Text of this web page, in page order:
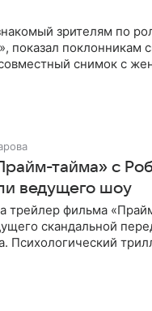
зрителям по
показал поклонникам
снимок с
тайма» с
ведущего шоу
трейлер фильма
скандальной
Психологический